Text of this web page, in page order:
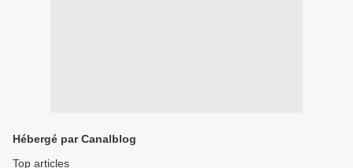
Hébergé par Canalblog
Top articles